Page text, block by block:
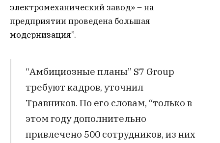
электромеханический завод» – на
предприятии проведена большая
модернизация”.
“Амбициозные планы” S7 Group
требуют кадров, уточнил
Травников. По его словам, “только в
этом году дополнительно
привлечено 500 сотрудников, из них